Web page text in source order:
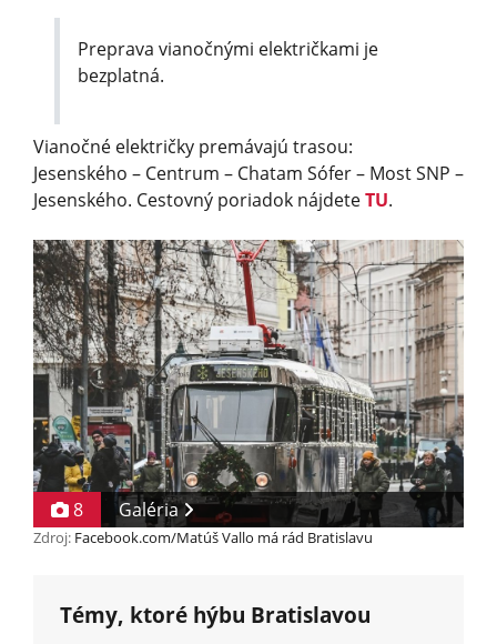
Preprava vianočnými električkami je
bezplatná.
Vianočné električky premávajú trasou:
Jesenského – Centrum – Chatam Sófer – Most SNP –
Jesenského. Cestovný poriadok nájdeteTU.
8 Galéria
Zdroj: Facebook.com/Matúš Vallo má rád Bratislavu
Témy, ktoré hýbu Bratislavou